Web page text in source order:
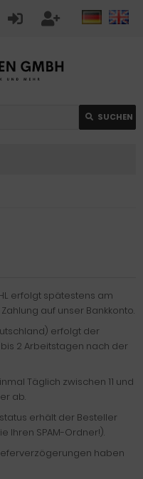
SUCHEN
erfolgt spätestens am
auf unser Bankkonto.
erfolgt der
2 Arbeitstagen nach der
Täglich zwischen 11 und
ab.
erhält der Besteller
Ihren SPAM-Ordner!).
haben